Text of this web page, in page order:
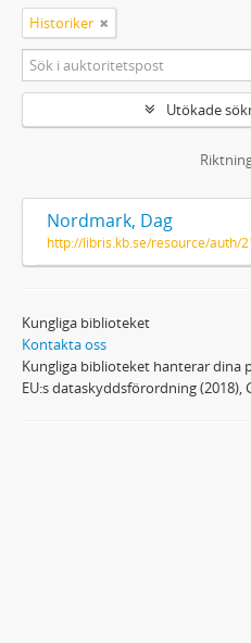
Historiker
Utökade
Nordmark, Dag
http://libris.kb.se/resource/auth/
Kungliga biblioteket
Kontakta oss
Kungliga biblioteket hanterar dina
EU:s dataskyddsförordning (2018),